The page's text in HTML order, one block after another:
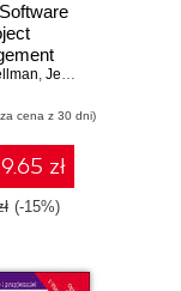
, Jennifer Greene
cena z 30 dni)
zł
(-15%)